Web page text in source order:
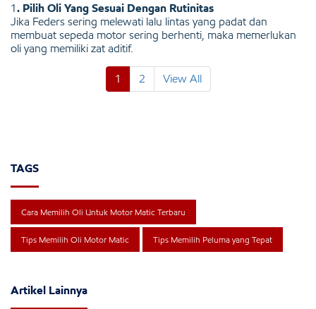
1. Pilih Oli Yang Sesuai Dengan Rutinitas
Jika Feders sering melewati lalu lintas yang padat dan
membuat sepeda motor sering berhenti, maka memerlukan
oli yang memiliki zat aditif.
1 2 View All
TAGS
Cara Memilih Oli Untuk Motor Matic Terbaru
Tips Memilih Oli Motor Matic Tips Memilih Peluma yang Tepat
Artikel Lainnya